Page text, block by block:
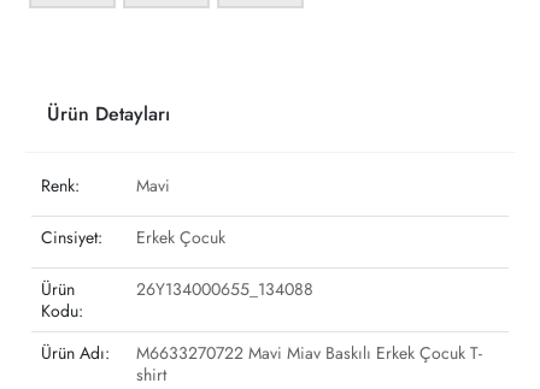
Ürün Detayları
Renk: Mavi
Cinsiyet: Erkek Çocuk
Ürün
Kodu:
26Y134000655_134088
Ürün Adı:
M6633270722 Mavi Miav Baskılı Erkek Çocuk T-
shirt